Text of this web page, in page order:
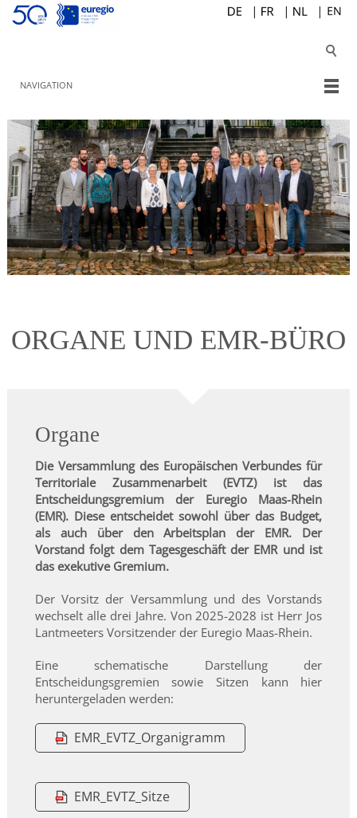
NAVIGATION
ORGANE UND EMR-BÜRO
Organe
Die Versammlung des Europäischen Verbundes für
Territoriale Zusammenarbeit (EVTZ) ist das
Entscheidungsgremium der Euregio Maas-Rhein
(EMR). Diese entscheidet sowohl über das Budget,
als auch über den Arbeitsplan der EMR. Der
Vorstand folgt dem Tagesgeschäft der EMR und ist
das exekutive Gremium.
Der Vorsitz der Versammlung und des Vorstands
wechselt alle drei Jahre. Von 2025-2028 ist Herr Jos
Lantmeeters Vorsitzender der Euregio Maas-Rhein.
Eine schematische Darstellung der
Entscheidungsgremien sowie Sitzen kann hier
heruntergeladen werden:
EMR_EVTZ_Organigramm
EMR_EVTZ_Sitze